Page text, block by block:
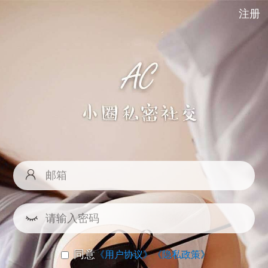
注册
同意《用户协议》《隐私政策》